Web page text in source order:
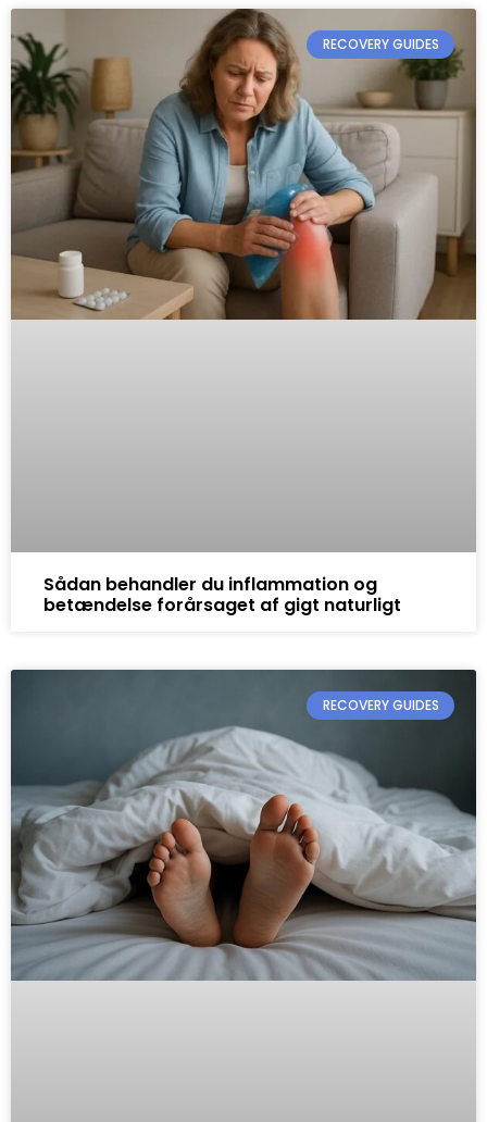
RECOVERY GUIDES
Sådan behandler du inflammation og
betændelse forårsaget af gigt naturligt
RECOVERY GUIDES